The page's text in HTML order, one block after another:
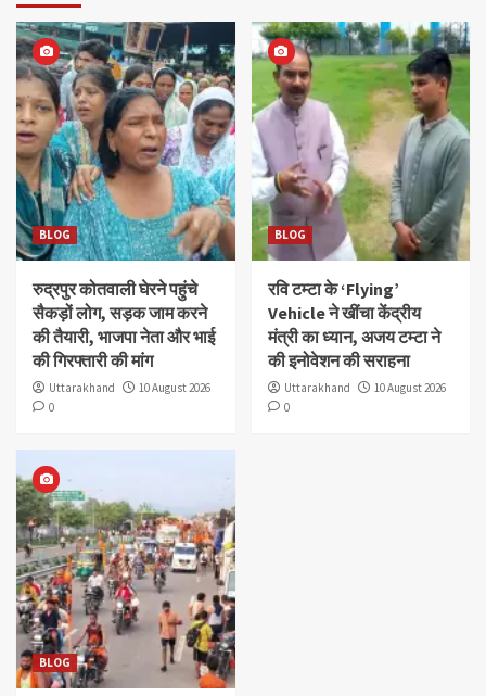
BLOG
रुद्रपुर कोतवाली घेरने पहुंचे
सैकड़ों लोग, सड़क जाम करने
की तैयारी, भाजपा नेता और भाई
की गिरफ्तारी की मांग
Uttarakhand
10 August 2026
0
BLOG
रवि टम्टा के ‘Flying’
Vehicle ने खींचा केंद्रीय
मंत्री का ध्यान, अजय टम्टा ने
की इनोवेशन की सराहना
Uttarakhand
10 August 2026
0
BLOG